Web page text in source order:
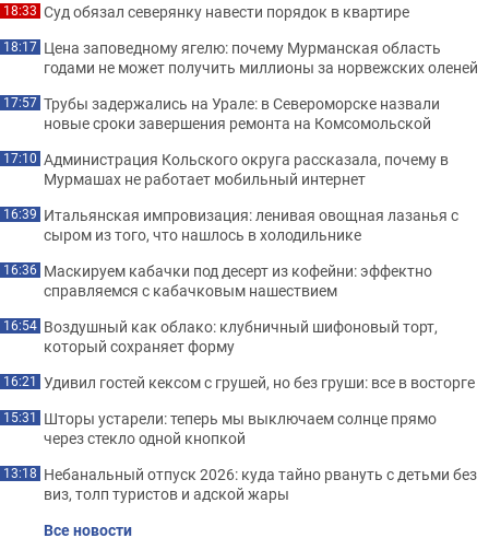
18:33 Суд обязал северянку навести порядок в квартире
18:17 Цена заповедному ягелю: почему Мурманская область
годами не может получить миллионы за норвежских оленей
17:57 Трубы задержались на Урале: в Североморске назвали
новые сроки завершения ремонта на Комсомольской
17:10 Администрация Кольского округа рассказала, почему в
Мурмашах не работает мобильный интернет
16:39 Итальянская импровизация: ленивая овощная лазанья с
сыром из того, что нашлось в холодильнике
16:36 Маскируем кабачки под десерт из кофейни: эффектно
справляемся с кабачковым нашествием
16:54 Воздушный как облако: клубничный шифоновый торт,
который сохраняет форму
16:21 Удивил гостей кексом с грушей, но без груши: все в восторге
15:31 Шторы устарели: теперь мы выключаем солнце прямо
через стекло одной кнопкой
13:18 Небанальный отпуск 2026: куда тайно рвануть с детьми без
виз, толп туристов и адской жары
Все новости